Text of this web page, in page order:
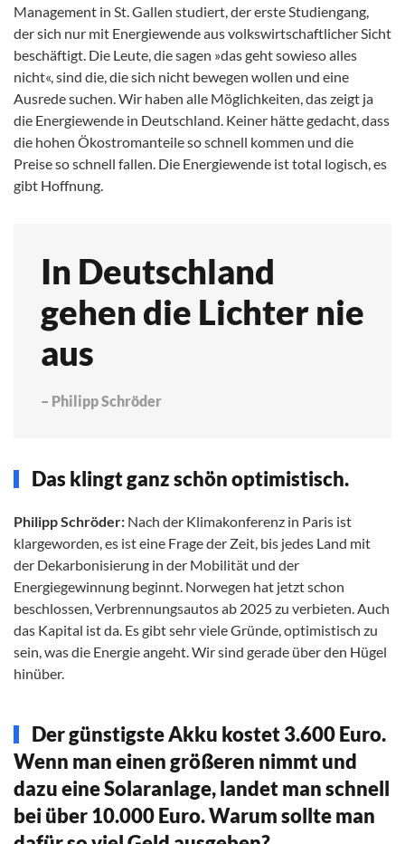
Management in St. Gallen studiert, der erste Studiengang,
der sich nur mit Energiewende aus volkswirtschaftlicher Sicht
beschäftigt. Die Leute, die sagen »das geht sowieso alles
nicht«, sind die, die sich nicht bewegen wollen und eine
Ausrede suchen. Wir haben alle Möglichkeiten, das zeigt ja
die Energiewende in Deutschland. Keiner hätte gedacht, dass
die hohen Ökostromanteile so schnell kommen und die
Preise so schnell fallen. Die Energiewende ist total logisch, es
gibt Hoffnung.
In Deutschland
gehen die Lichter nie
aus
– Philipp Schröder
Das klingt ganz schön optimistisch.
Philipp Schröder: Nach der Klimakonferenz in Paris ist
klargeworden, es ist eine Frage der Zeit, bis jedes Land mit
der Dekarbonisierung in der Mobilität und der
Energiegewinnung beginnt. Norwegen hat jetzt schon
beschlossen, Verbrennungsautos ab 2025 zu verbieten. Auch
das Kapital ist da. Es gibt sehr viele Gründe, optimistisch zu
sein, was die Energie angeht. Wir sind gerade über den Hügel
hinüber.
Der günstigste Akku kostet 3.600 Euro.
Wenn man einen größeren nimmt und
dazu eine Solaranlage, landet man schnell
bei über 10.000 Euro. Warum sollte man